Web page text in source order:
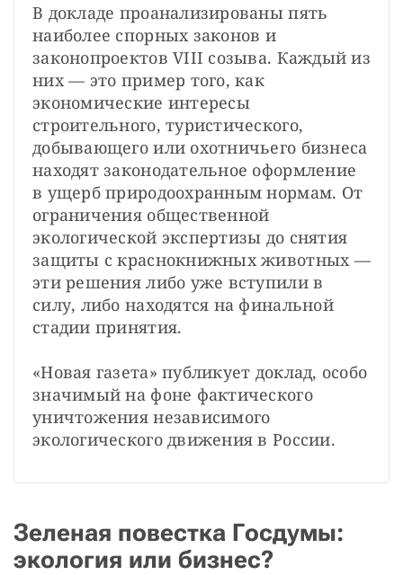
В докладе проанализированы пять
наиболее спорных законов и
законопроектов VIII созыва. Каждый из
них — это пример того, как
экономические интересы
строительного, туристического,
добывающего или охотничьего бизнеса
находят законодательное оформление
в ущерб природоохранным нормам. От
ограничения общественной
экологической экспертизы до снятия
защиты с краснокнижных животных —
эти решения либо уже вступили в
силу, либо находятся на финальной
стадии принятия.
«Новая газета» публикует доклад, особо
значимый на фоне фактического
уничтожения независимого
экологического движения в России.
Зеленая повестка Госдумы:
экология или бизнес?